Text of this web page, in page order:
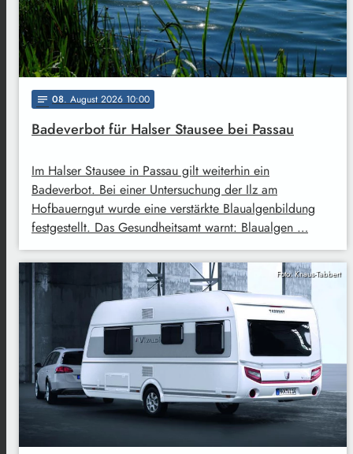
notes 08. August 2026 10:00
Badeverbot für Halser Stausee bei Passau
Im Halser Stausee in Passau gilt weiterhin ein
Badeverbot. Bei einer Untersuchung der Ilz am
Hofbauerngut wurde eine verstärkte Blaualgenbildung
festgestellt. Das Gesundheitsamt warnt: Blaualgen …
Foto: Knaus-Tabbert